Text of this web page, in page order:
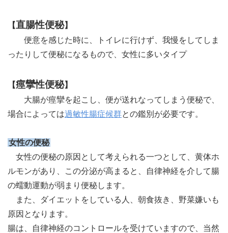
【直腸性便秘】
便意を感じた時に、トイレに行けず、我慢をしてしま
ったりして便秘になるもので、女性に多いタイプ
【痙攣性便秘】
大腸が痙攣を起こし、便が送れなってしまう便秘で、
場合によっては過敏性腸症候群との鑑別が必要です。
女性の便秘
女性の便秘の原因として考えられる一つとして、黄体ホ
ルモンがあり、この分泌が高まると、自律神経を介して腸
の蠕動運動が弱まり便秘します。
また、ダイエットをしている人、朝食抜き、野菜嫌いも
原因となります。
腸は、自律神経のコントロールを受けていますので、当然